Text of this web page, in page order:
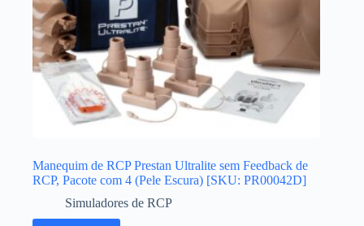
Manequim de RCP Prestan Ultralite sem Feedback de
RCP, Pacote com 4 (Pele Escura) [SKU: PR00042D]
Simuladores de RCP